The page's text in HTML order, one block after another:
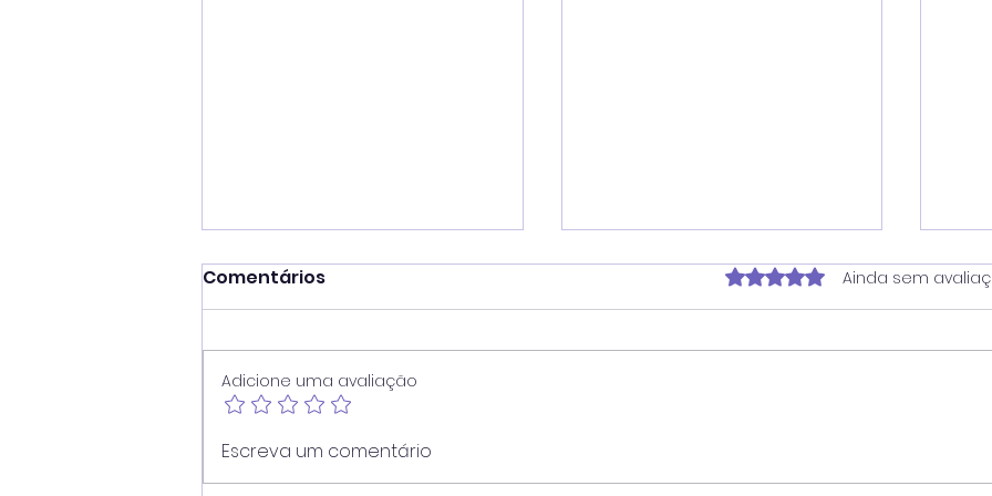
Vereador Juninho Dias
propõe modernização
contra dependência em
Comentários Avaliado com 0 de 5
Ainda sem
Adicione uma avaliação
Escreva um comentário